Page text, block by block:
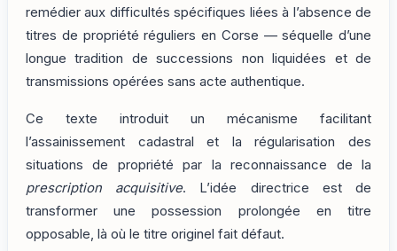
remédier aux difficultés spécifiques liées à l’absence de
titres de propriété réguliers en Corse — séquelle d’une
longue tradition de successions non liquidées et de
transmissions opérées sans acte authentique.
Ce texte introduit un mécanisme facilitant
l’assainissement cadastral et la régularisation des
situations de propriété par la reconnaissance de la
prescription acquisitive. L’idée directrice est de
transformer une possession prolongée en titre
opposable, là où le titre originel fait défaut.